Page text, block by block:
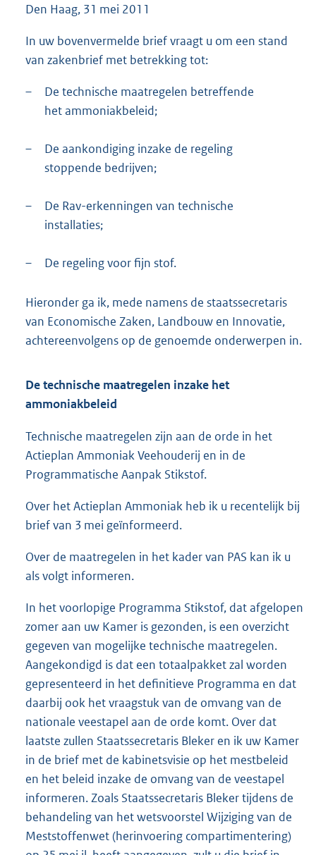
Den Haag, 31 mei 2011
In uw bovenvermelde brief vraagt u om een stand
van zakenbrief met betrekking tot:
–
De technische maatregelen betreffende
het ammoniakbeleid;
–
De aankondiging inzake de regeling
stoppende bedrijven;
–
De Rav-erkenningen van technische
installaties;
– De regeling voor fijn stof.
Hieronder ga ik, mede namens de staatssecretaris
van Economische Zaken, Landbouw en Innovatie,
achtereenvolgens op de genoemde onderwerpen in.
De technische maatregelen inzake het
ammoniakbeleid
Technische maatregelen zijn aan de orde in het
Actieplan Ammoniak Veehouderij en in de
Programmatische Aanpak Stikstof.
Over het Actieplan Ammoniak heb ik u recentelijk bij
brief van 3 mei geïnformeerd.
Over de maatregelen in het kader van PAS kan ik u
als volgt informeren.
In het voorlopige Programma Stikstof, dat afgelopen
zomer aan uw Kamer is gezonden, is een overzicht
gegeven van mogelijke technische maatregelen.
Aangekondigd is dat een totaalpakket zal worden
gepresenteerd in het definitieve Programma en dat
daarbij ook het vraagstuk van de omvang van de
nationale veestapel aan de orde komt. Over dat
laatste zullen Staatssecretaris Bleker en ik uw Kamer
in de brief met de kabinetsvisie op het mestbeleid
en het beleid inzake de omvang van de veestapel
informeren. Zoals Staatssecretaris Bleker tijdens de
behandeling van het wetsvoorstel Wijziging van de
Meststoffenwet (herinvoering compartimentering)